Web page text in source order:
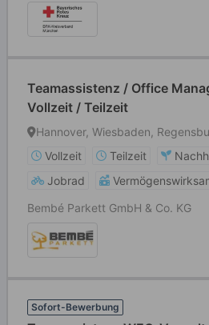
Teamassistenz / Office
Vollzeit / Teilzeit
Hannover, Wiesbaden,
Vollzeit
Teilzeit
Jobrad
Bembé Parkett GmbH & Co. KG
Sofort-Bewerbung